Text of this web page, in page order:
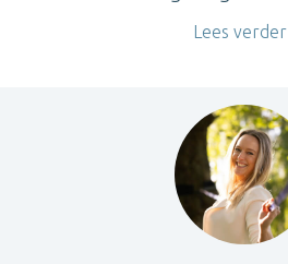
Lees verder